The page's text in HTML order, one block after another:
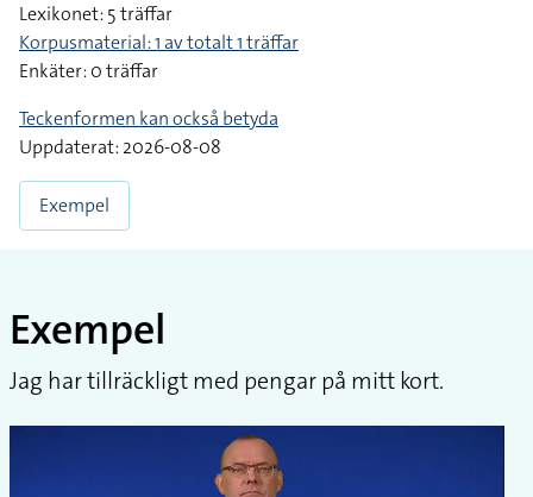
Lexikonet: 5 träffar
Korpusmaterial: 1 av totalt 1 träffar
Enkäter: 0 träffar
Teckenformen kan också betyda
Uppdaterat: 2026-08-08
Exempel
Exempel
Jag har tillräckligt med pengar på mitt kort.